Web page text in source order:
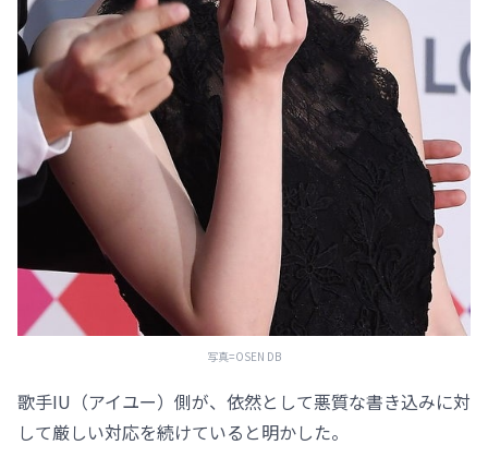
写真=OSEN DB
歌手IU（アイユー）側が、依然として悪質な書き込みに対
して厳しい対応を続けていると明かした。